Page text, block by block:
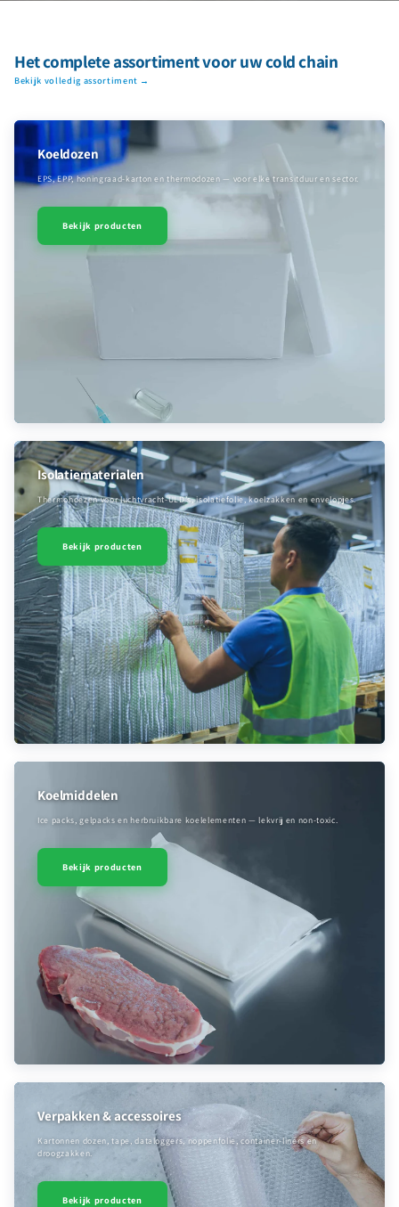
Het complete assortiment voor uw cold chain
Bekijk volledig assortiment →
Koeldozen
EPS, EPP, honingraad-karton en thermodozen — voor elke transitduur en sector.
Bekijk producten
Isolatiematerialen
Thermohoezen voor luchtvracht-ULD’s, isolatiefolie, koelzakken en envelopjes.
Bekijk producten
Koelmiddelen
Ice packs, gelpacks en herbruikbare koelelementen — lekvrij en non-toxic.
Bekijk producten
Verpakken & accessoires
Kartonnen dozen, tape, dataloggers, noppenfolie, container-liners en
droogzakken.
Bekijk producten